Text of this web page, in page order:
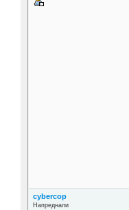
cybercop
Напреднали